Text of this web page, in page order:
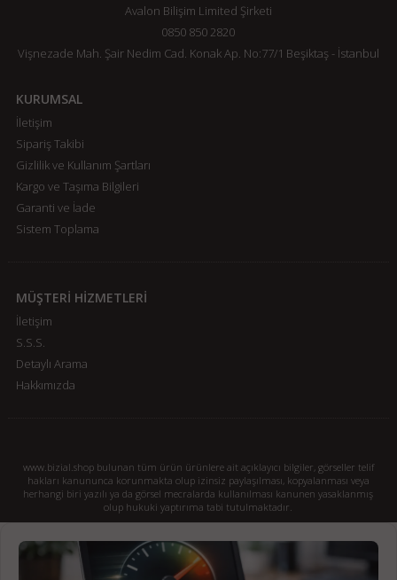
Avalon Bilişim Limited Şirketi
0850 850 2820
Vişnezade Mah. Şair Nedim Cad. Konak Ap. No:77/1 Beşiktaş - İstanbul
KURUMSAL
İletişim
Sipariş Takibi
Gizlilik ve Kullanım Şartları
Kargo ve Taşıma Bilgileri
Garanti ve İade
Sistem Toplama
MÜŞTERİ HİZMETLERİ
İletişim
S.S.S.
Detaylı Arama
Hakkımızda
www.bizial.shop bulunan tüm ürün ürünlere ait açıklayıcı bilgiler, görseller telif
hakları kanununca korunmakta olup izinsiz paylaşılması, kopyalanması veya
herhangi biri yazılı ya da görsel mecralarda kullanılması kanunen yasaklanmış
olup hukuki yaptırıma tabi tutulmaktadır.